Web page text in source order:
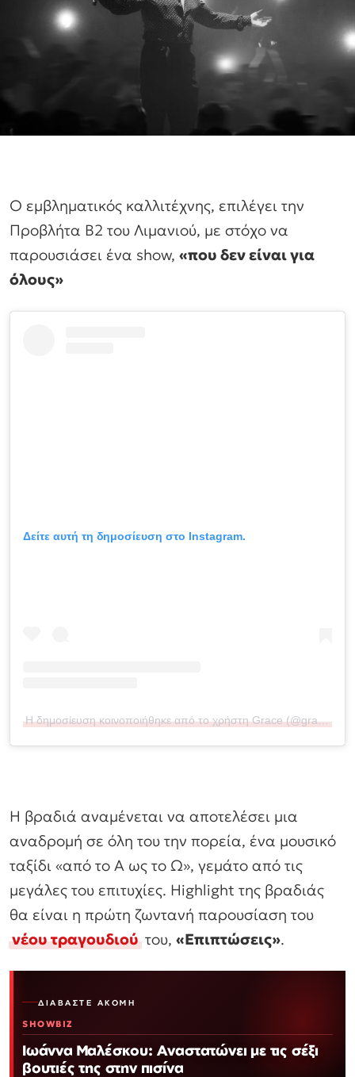
Ο εμβληματικός καλλιτέχνης, επιλέγει την
Προβλήτα Β2 του Λιμανιού, με στόχο να
παρουσιάσει ένα show, «που δεν είναι για
όλους»
Δείτε αυτή τη δημοσίευση στο Instagram.
Η δημοσίευση κοινοποιήθηκε από το χρήστη Grace (@gracemaggr)
Η βραδιά αναμένεται να αποτελέσει μια
αναδρομή σε όλη του την πορεία, ένα μουσικό
ταξίδι «από το Α ως το Ω», γεμάτο από τις
μεγάλες του επιτυχίες. Highlight της βραδιάς
θα είναι η πρώτη ζωντανή παρουσίαση του
νέου τραγουδιούτου, «Επιπτώσεις».
ΔΙΑΒΆΣΤΕ ΑΚΌΜΗ
SHOWBIZ
Ιωάννα Μαλέσκου: Αναστατώνει με τις σέξι
βουτιές της στην πισίνα